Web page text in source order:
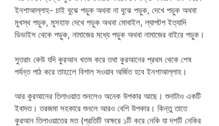
ইনশাআল্লাহ- চাই বুঝে পড়ুক অথবা না বুঝে পড়ুক, দেখে পড়ুক অথবা
মুখস্থ পড়ুক, মুসহাফ দেখে পড়ুক অথবা মোবাইল, ল্যাপটপ ইত্যাদি
ডিভাইস থেকে পড়ুক, নামাজের মধ্যে পড়ুক অথবা নামাজের বাইরে পড়ুক।
সুতরাং কেউ যদি কুরআন খতম করে তথা কুরআনের প্রথম থেকে শেষ
পর্যন্ত পাঠ করে তাহলেে বিশাল সওয়াব অর্জিত হবে ইনশাআল্লাহ।
আর কুরআনের তিলাওয়াত শুনলেও অনেক উপকার আছে। শুনাটাও একটি
ইবাদত। তরজমা সহকারে শুনলে আরও বেশি উপকার। কিন্তু তাতে
কুরআন তিলাওয়াতের মত (প্রতিটি অক্ষরে ১টি করে নেকি যা দশটি নেকির